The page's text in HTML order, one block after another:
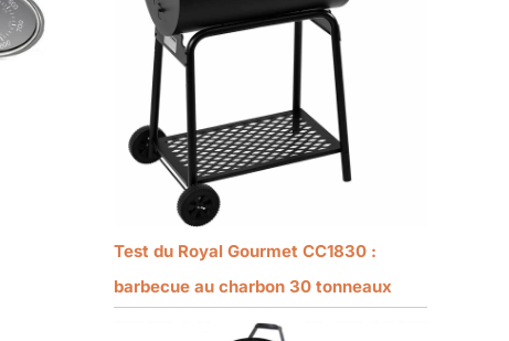
Test du Royal Gourmet CC1830 :
barbecue au charbon 30 tonneaux